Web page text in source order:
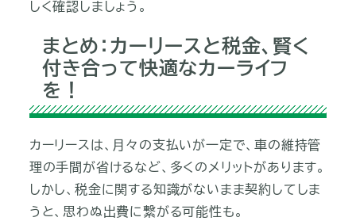
しく確認しましょう。
まとめ：カーリースと税金、賢く
付き合って快適なカーライフ
を！
カーリースは、月々の支払いが一定で、車の維持管
理の手間が省けるなど、多くのメリットがあります。
しかし、税金に関する知識がないまま契約してしま
うと、思わぬ出費に繋がる可能性も。